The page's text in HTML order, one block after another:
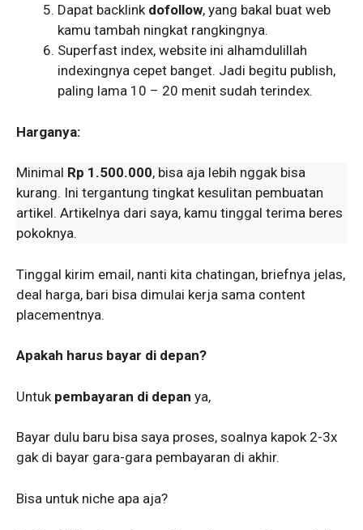
Dapat backlink dofollow, yang bakal buat web
kamu tambah ningkat rangkingnya.
Superfast index, website ini alhamdulillah
indexingnya cepet banget. Jadi begitu publish,
paling lama 10 – 20 menit sudah terindex.
Harganya:
Minimal Rp 1.500.000, bisa aja lebih nggak bisa
kurang. Ini tergantung tingkat kesulitan pembuatan
artikel. Artikelnya dari saya, kamu tinggal terima beres
pokoknya.
Tinggal kirim email, nanti kita chatingan, briefnya jelas,
deal harga, bari bisa dimulai kerja sama content
placementnya.
Apakah harus bayar di depan?
Untuk pembayaran di depan ya,
Bayar dulu baru bisa saya proses, soalnya kapok 2-3x
gak di bayar gara-gara pembayaran di akhir.
Bisa untuk niche apa aja?